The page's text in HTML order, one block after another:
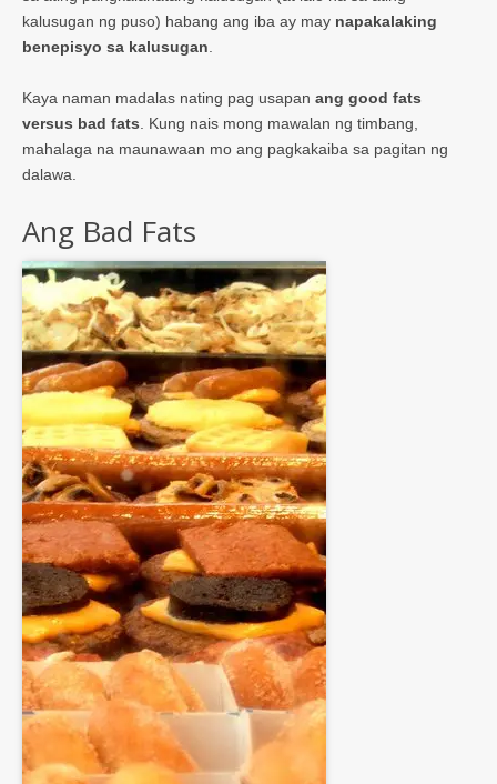
kalusugan ng puso) habang ang iba ay may napakalaking
benepisyo sa kalusugan
Kaya naman madalas nating pag usapan ang good fats
versus bad fats . Kung nais mong mawalan ng timbang,
mahalaga na maunawaan mo ang pagkakaiba sa pagitan ng
dalawa.
Ang Bad Fats